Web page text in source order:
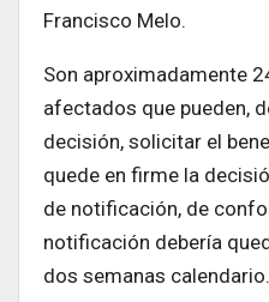
Francisco Melo.
Son aproximadamente
afectados que pueden,
decisión, solicitar el
quede en firme la
de notificación, de
notificación debería
dos semanas calendario.